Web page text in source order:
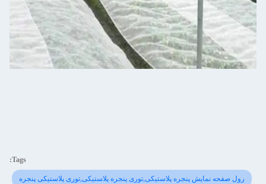
Tags:
رول صفحه نمایش پنجره پلاستیکی,توری پنجره پلاستیکی,توری پلاستیکی پنجره